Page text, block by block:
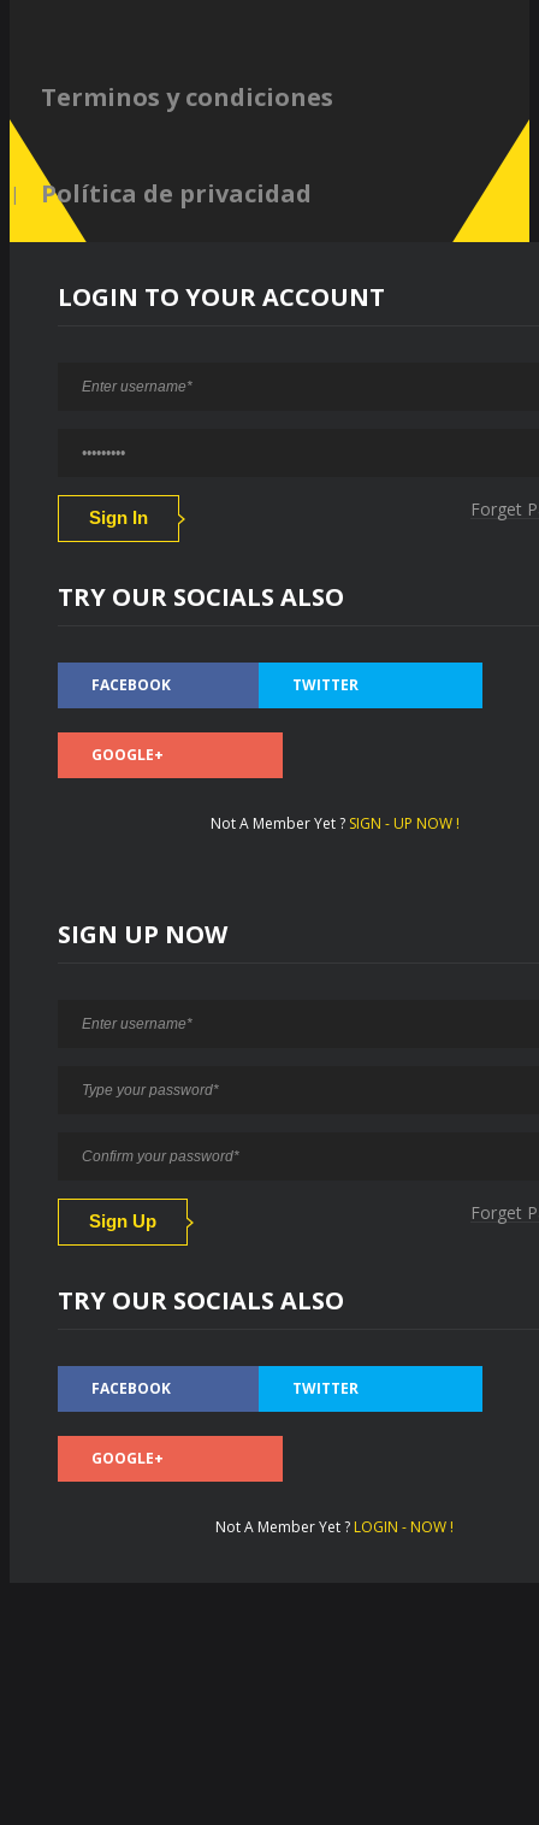
Terminos y condiciones
Política de privacidad
LOGIN TO YOUR ACCOUNT
Forget
TRY OUR SOCIALS ALSO
FACEBOOK TWITTER
GOOGLE+
Not A Member Yet ? SIGN - UP NOW !
SIGN UP NOW
Forget
TRY OUR SOCIALS ALSO
FACEBOOK TWITTER
GOOGLE+
Not A Member Yet ? LOGIN - NOW !